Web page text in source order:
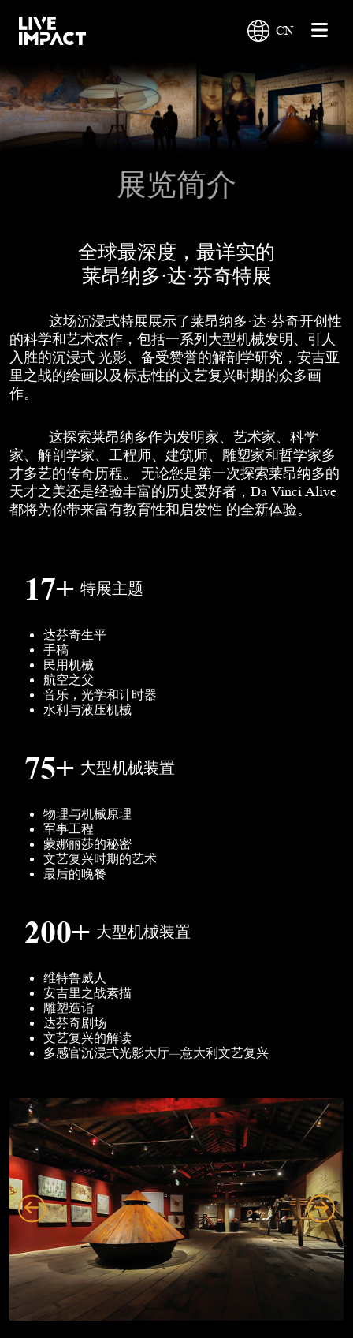
CN
展览简介
全球最深度，最详实的
莱昂纳多·达·芬奇特展
这场沉浸式特展展示了莱昂纳多·达·芬奇开创性
的科学和艺术杰作，包括一系列大型机械发明、引人
入胜的沉浸式 光影、备受赞誉的解剖学研究，安吉亚
里之战的绘画以及标志性的文艺复兴时期的众多画
作。
这探索莱昂纳多作为发明家、艺术家、科学
家、解剖学家、工程师、建筑师、雕塑家和哲学家多
才多艺的传奇历程。 无论您是第一次探索莱昂纳多的
天才之美还是经验丰富的历史爱好者，Da Vinci Alive
都将为你带来富有教育性和启发性 的全新体验。
17+ 特展主题
达芬奇生平
手稿
民用机械
航空之父
音乐，光学和计时器
水利与液压机械
75+ 大型机械装置
物理与机械原理
军事工程
蒙娜丽莎的秘密
文艺复兴时期的艺术
最后的晚餐
200+ 大型机械装置
维特鲁威人
安吉里之战素描
雕塑造诣
达芬奇剧场
文艺复兴的解读
多感官沉浸式光影大厅—意大利文艺复兴